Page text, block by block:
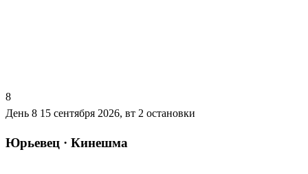
8
День 8 15 сентября 2026, вт 2 остановки
Юрьевец · Кинешма